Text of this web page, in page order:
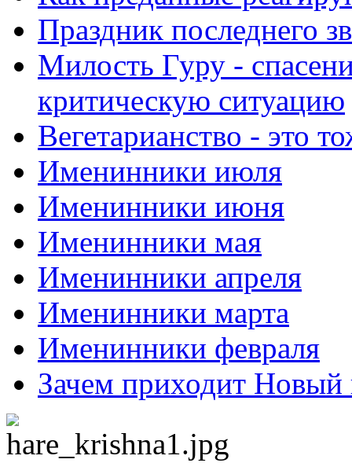
Праздник последнего
Милость Гуру -
критическую ситуацию
Вегетарианство - это
Именинники июля
Именинники июня
Именинники мая
Именинники апреля
Именинники марта
Именинники февраля
Зачем приходит Новый